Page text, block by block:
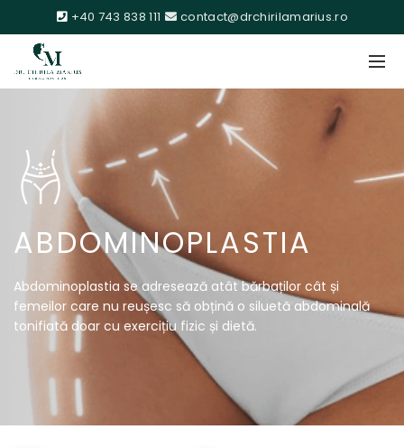
+40 743 838 111 contact@drchirilamarius.ro
ABDOMINOPLASTIA
Abdominoplastia se adresează atât bărbaților cât și
femeilor care nu reușesc să obțină o siluetă abdominală
tonifiată doar cu exercițiu fizic și dietă.